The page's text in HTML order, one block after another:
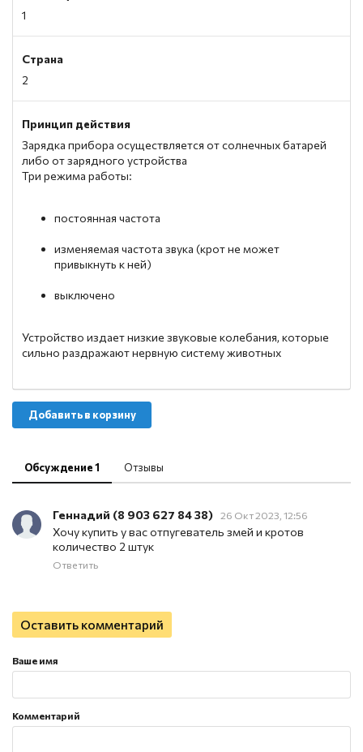
1
Страна
2
Принцип действия
Зарядка прибора осуществляется от солнечных батарей
либо от зарядного устройства
Три режима работы:
постоянная частота
изменяемая частота звука (крот не может
привыкнуть к ней)
выключено
Устройство издает низкие звуковые колебания, которые
сильно раздражают нервную систему животных
Добавить в корзину
Обсуждение 1 Отзывы
Геннадий (8 903 627 84 38) 26 Окт 2023, 12:56
Хочу купить у вас отпугеватель змей и кротов
количество 2 штук
Ответить
Оставить комментарий
Ваше имя
Комментарий